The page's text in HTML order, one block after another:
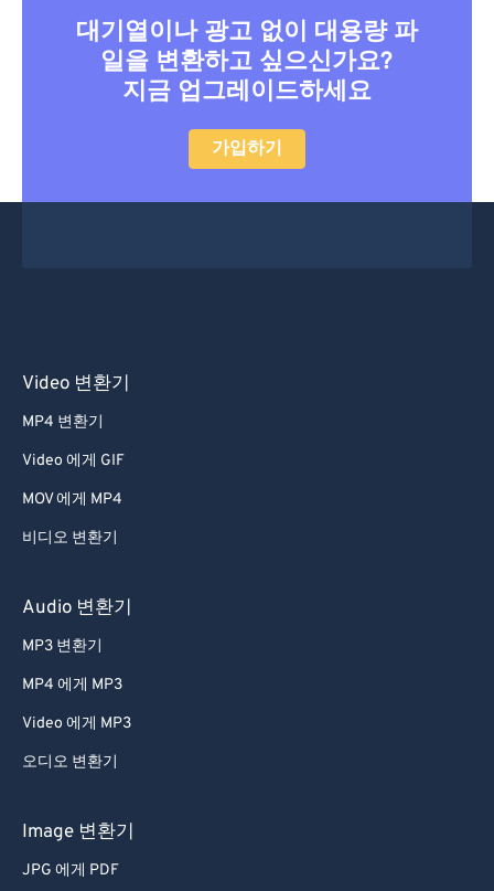
대기열이나 광고 없이 대용량 파
일을 변환하고 싶으신가요?
지금 업그레이드하세요
가입하기
Video 변환기
MP4 변환기
Video 에게 GIF
MOV 에게 MP4
비디오 변환기
Audio 변환기
MP3 변환기
MP4 에게 MP3
Video 에게 MP3
오디오 변환기
Image 변환기
JPG 에게 PDF